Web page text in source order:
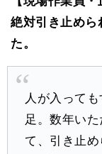
絶対引き止めら
た。
人が入って
足。数年い
て、引き止